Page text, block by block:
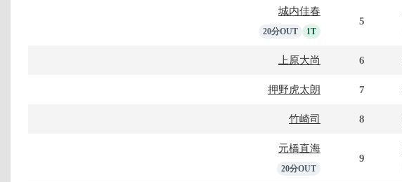
城内佳春
20分OUT 1T
5
上原大尚 6
押野虎太朗 7
竹崎司 8
元橋直海
20分OUT
9